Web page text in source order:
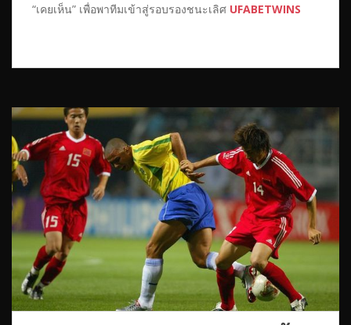
“เคยเห็น” เพื่อพาทีมเข้าสู่รอบรองชนะเลิศ UFABETWINS